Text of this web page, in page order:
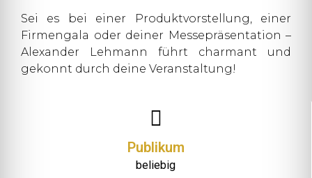
Sei es bei einer Produktvorstellung, einer
Firmengala oder deiner Messepräsentation –
Alexander Lehmann führt charmant und
gekonnt durch deine Veranstaltung!
Publikum
beliebig